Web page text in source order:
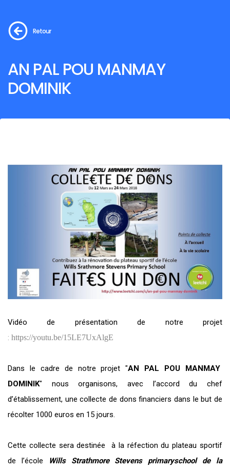
Retour
AN PAL POU MANMAY
DOMINIK
Vidéo de présentation de notre projet
: https://youtu.be/15LE7UxAlgE
Dans le cadre de notre projet "AN PAL POU MANMAY
DOMINIK" nous organisons, avec l’accord du chef
d’établissement, une collecte de dons financiers dans le but de
récolter 1000 euros en 15 jours.
Cette collecte sera destinée à la réfection du plateau sportif
de l’école Wills Strathmore Stevens primaryschool de la